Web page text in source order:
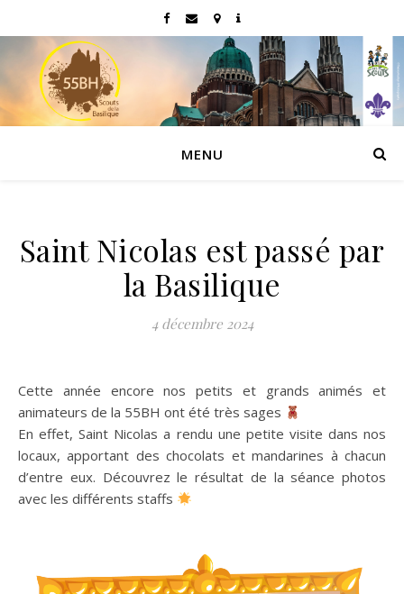
MENU
Saint Nicolas est passé par
la Basilique
4 décembre 2024
Cette année encore nos petits et grands animés et
animateurs de la 55BH ont été très sages
En effet, Saint Nicolas a rendu une petite visite dans nos
locaux, apportant des chocolats et mandarines à chacun
d’entre eux. Découvrez le résultat de la séance photos
avec les différents staffs